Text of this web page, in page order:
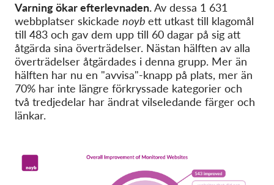
Varning ökar efterlevnaden.Av dessa 1 631
webbplatser skickade noyb ett utkast till klagomål
till 483 och gav dem upp till 60 dagar på sig att
åtgärda sina överträdelser. Nästan hälften av alla
överträdelser åtgärdades i denna grupp. Mer än
hälften har nu en "avvisa"-knapp på plats, mer än
70% har inte längre förkryssade kategorier och
två tredjedelar har ändrat vilseledande färger och
länkar.